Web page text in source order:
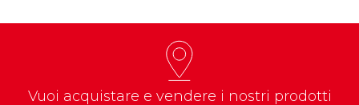
Vuoi acquistare e vendere i nostri prodotti